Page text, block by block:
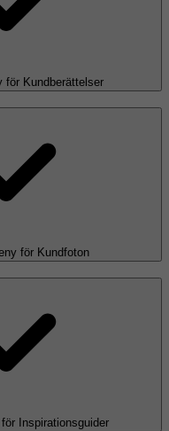
för Kundberättelser
för Kundfoton
Inspirationsguider